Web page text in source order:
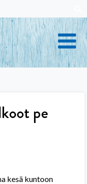
pe
kesä kuntoon